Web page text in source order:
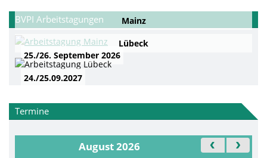
BVPI Arbeitstagungen
25./26. September 2026
Mainz
24./25.09.2027
Lübeck
Termine
August 2026